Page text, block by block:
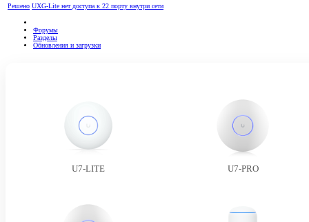
Решено UXG-Lite нет доступа к 22 порту внутри сети
Форумы
Разделы
Обновления и загрузки
U7-LITE U7-PRO